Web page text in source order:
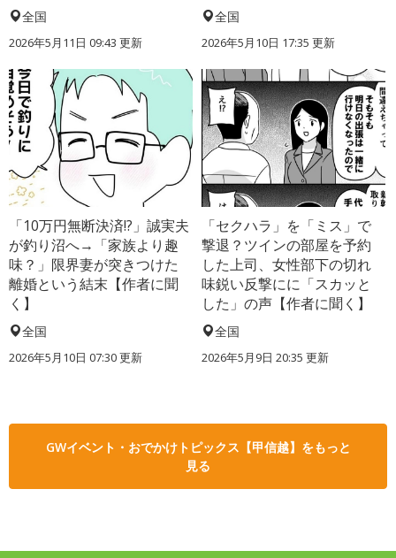
全国
2026年5月11日 09:43 更新
全国
2026年5月10日 17:35 更新
「10万円無断決済!?」誠実夫
が釣り沼へ→「家族より趣
味？」限界妻が突きつけた
離婚という結末【作者に聞
く】
全国
2026年5月10日 07:30 更新
「セクハラ」を「ミス」で
撃退？ツインの部屋を予約
した上司、女性部下の切れ
味鋭い反撃にに「スカッと
した」の声【作者に聞く】
全国
2026年5月9日 20:35 更新
GWイベント・おでかけトピックス【甲信越】をもっと
見る